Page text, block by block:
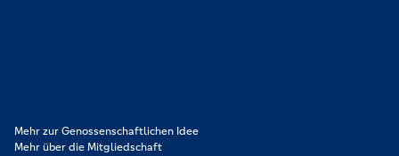
Mehr zur Genossenschaftlichen Idee
Mehr über die Mitgliedschaft